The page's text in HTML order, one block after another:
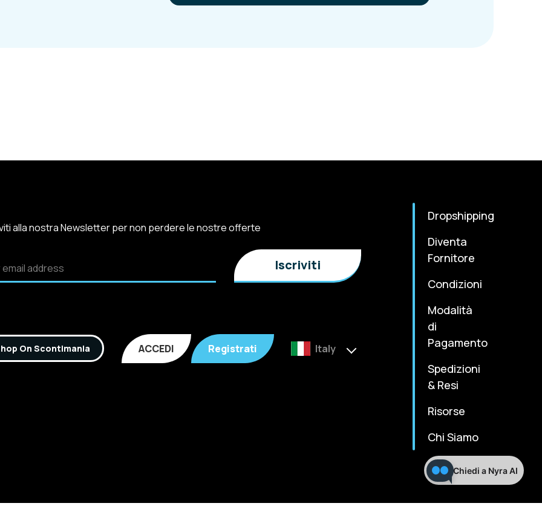
Chiedi a Nyra AI
alla nostra Newsletter per non perdere le nostre offerte
On Scontimania ACCEDI Registrati Italy
Dropshipping
Diventa
Fornitore
Condizioni
Modalità
di
Pagamento
Spedizioni
& Resi
Risorse
Chi Siamo